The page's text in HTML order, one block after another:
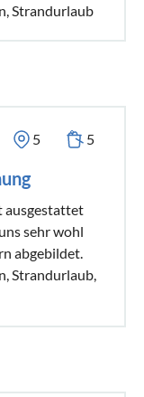
Strandurlaub
5 5
ausgestattet
sehr wohl
abgebildet.
Strandurlaub,